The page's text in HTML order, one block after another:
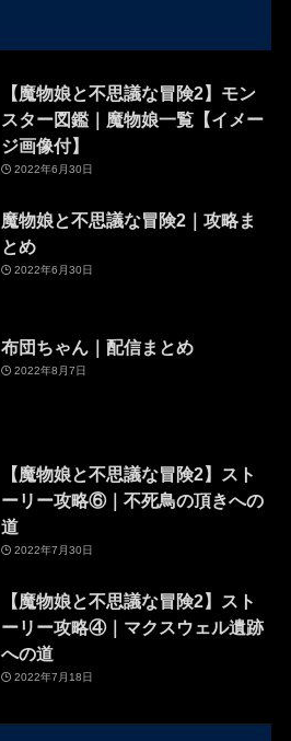
【魔物娘と不思議な冒険2】モン
スター図鑑｜魔物娘一覧【イメー
ジ画像付】
2022年6月30日
魔物娘と不思議な冒険2｜攻略ま
とめ
2022年6月30日
布団ちゃん｜配信まとめ
2022年8月7日
【魔物娘と不思議な冒険2】スト
ーリー攻略⑥｜不死鳥の頂きへの
道
2022年7月30日
【魔物娘と不思議な冒険2】スト
ーリー攻略④｜マクスウェル遺跡
への道
2022年7月18日